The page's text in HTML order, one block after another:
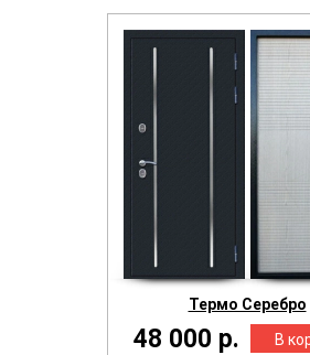
Термо Серебро
48 000 р.